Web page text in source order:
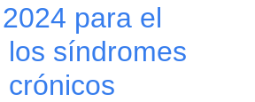
para el
los síndromes
crónicos